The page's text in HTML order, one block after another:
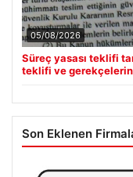
05/08/2026
Süreç yasası teklifi
teklifi ve
Son Eklenen